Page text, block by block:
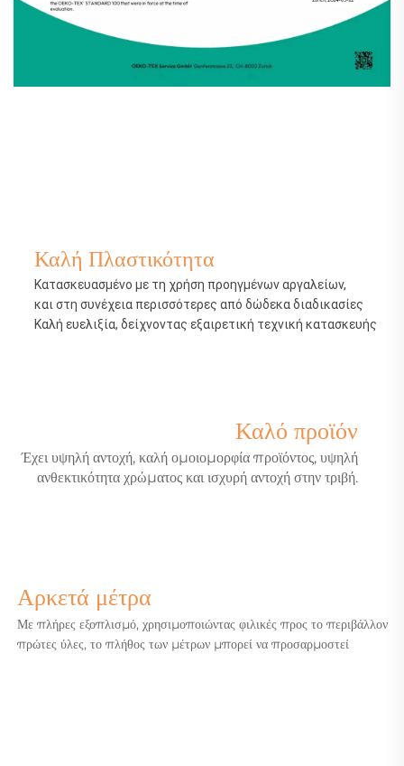
Καλή Πλαστικότητα
Κατασκευασμένο με τη χρήση προηγμένων αργαλείων,
και στη συνέχεια περισσότερες από δώδεκα διαδικασίες
Καλή ευελιξία, δείχνοντας εξαιρετική τεχνική κατασκευής
Καλό προϊόν
Έχει υψηλή αντοχή, καλή ομοιομορφία προϊόντος, υψηλή
ανθεκτικότητα χρώματος και ισχυρή αντοχή στην τριβή.
Αρκετά μέτρα
Με πλήρες εξοπλισμό, χρησιμοποιώντας φιλικές προς το περιβάλλον
πρώτες ύλες, το πλήθος των μέτρων μπορεί να προσαρμοστεί